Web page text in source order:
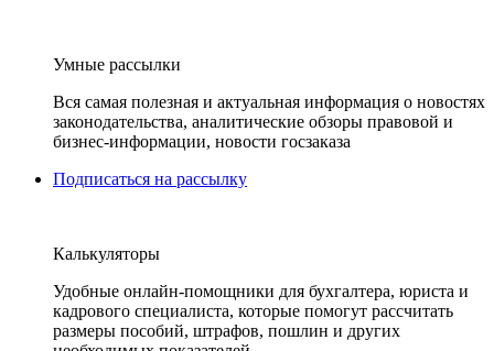
Умные рассылки
Вся самая полезная и актуальная информация о новостях
законодательства, аналитические обзоры правовой и
бизнес-информации, новости госзаказа
Подписаться на рассылку
Калькуляторы
Удобные онлайн-помощники для бухгалтера, юриста и
кадрового специалиста, которые помогут рассчитать
размеры пособий, штрафов, пошлин и других